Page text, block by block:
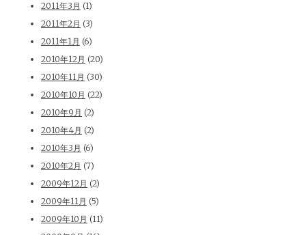
2011年3月 (1)
2011年2月 (3)
2011年1月 (6)
2010年12月 (20)
2010年11月 (30)
2010年10月 (22)
2010年9月 (2)
2010年4月 (2)
2010年3月 (6)
2010年2月 (7)
2009年12月 (2)
2009年11月 (5)
2009年10月 (11)